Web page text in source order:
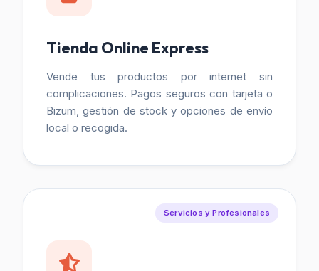
Tienda Online Express
Vende tus productos por internet sin
complicaciones. Pagos seguros con tarjeta o
Bizum, gestión de stock y opciones de envío
local o recogida.
Servicios y Profesionales